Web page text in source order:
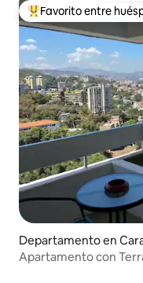
De los mejores en
Favorito entre
Departamento en
Apartamento con